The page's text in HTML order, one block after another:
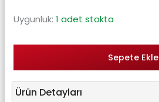
Uygunluk: 1 adet stokta
Sepete Ekle
Ürün Detayları